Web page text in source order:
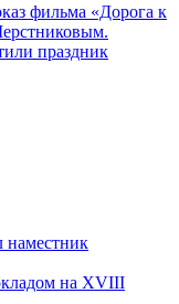
фильма «Дорога к
праздник
наместник
на XVIII